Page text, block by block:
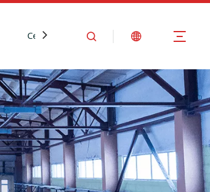
Centre d'Information Nous